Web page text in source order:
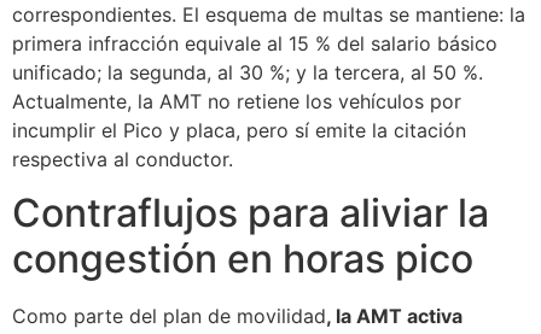
correspondientes. El esquema de multas se mantiene: la
primera infracción equivale al 15 % del salario básico
unificado; la segunda, al 30 %; y la tercera, al 50 %.
Actualmente, la AMT no retiene los vehículos por
incumplir el Pico y placa, pero sí emite la citación
respectiva al conductor.
Contraflujos para aliviar la
congestión en horas pico
Como parte del plan de movilidad, la AMT activa